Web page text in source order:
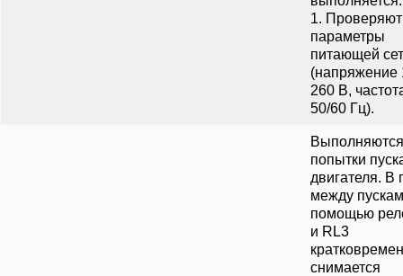
1. Проверяют
параметры
питающей
260 В,
50/60 Гц).
попытки
двигателя. В
между
помощью
и RL3
снимается